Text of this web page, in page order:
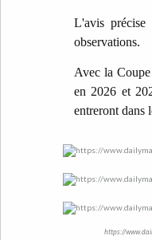
L'avis
observations.
Avec la
en 2026 et
entreront dans
https://